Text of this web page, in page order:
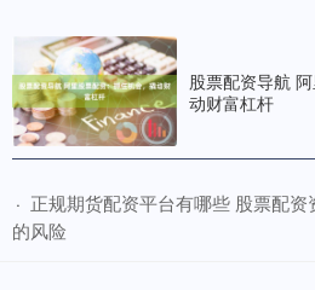
股票配资导航
动财富杠杆
· 正规期货配资平台有哪些 股票配
的风险